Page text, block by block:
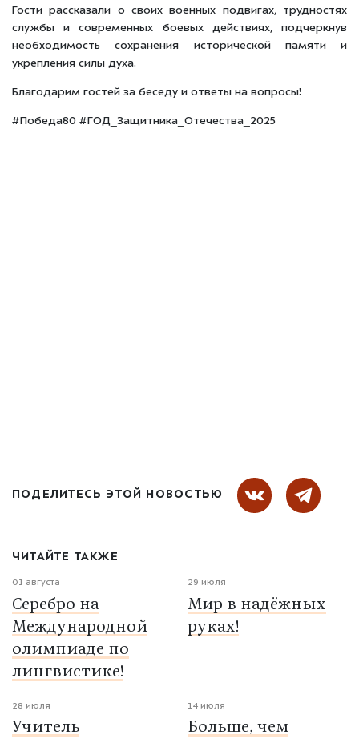
Гости рассказали о своих военных подвигах, трудностях
службы и современных боевых действиях, подчеркнув
необходимость сохранения исторической памяти и
укрепления силы духа.
Благодарим гостей за беседу и ответы на вопросы!
#Победа80 #ГОД_Защитника_Отечества_2025
ПОДЕЛИТЕСЬ ЭТОЙ НОВОСТЬЮ
ЧИТАЙТЕ ТАКЖЕ
01 августа
Серебро на
Международной
олимпиаде по
лингвистике!
29 июля
Мир в надёжных
руках!
28 июля
Учитель
14 июля
Больше, чем